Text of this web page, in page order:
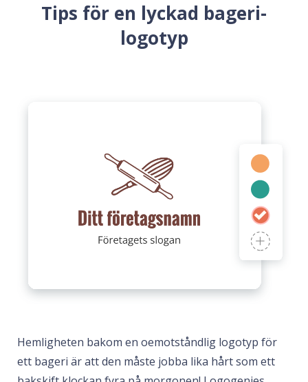
Tips för en lyckad bageri-
logotyp
Hemligheten bakom en oemotståndlig logotyp för
ett bageri är att den måste jobba lika hårt som ett